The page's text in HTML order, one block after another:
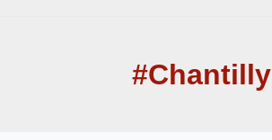
#Chantilly